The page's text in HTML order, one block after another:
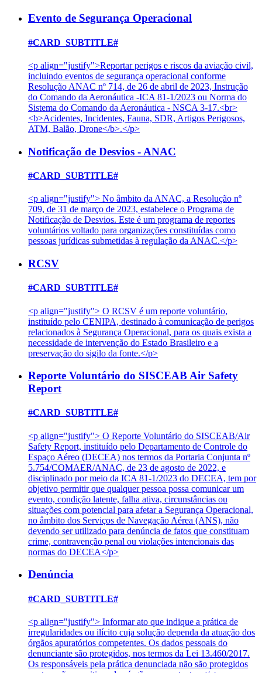
Evento de Segurança Operacional
#CARD_SUBTITLE#
<p align="justify">Reportar perigos e riscos da aviação civil,
incluindo eventos de segurança operacional conforme
Resolução ANAC nº 714, de 26 de abril de 2023, Instrução
do Comando da Aeronáutica -ICA 81-1/2023 ou Norma do
Sistema do Comando da Aeronáutica - NSCA 3-17.<br>
<b>Acidentes, Incidentes, Fauna, SDR, Artigos Perigosos,
ATM, Balão, Drone</b>.</p>
Notificação de Desvios - ANAC
#CARD_SUBTITLE#
<p align="justify"> No âmbito da ANAC, a Resolução nº
709, de 31 de março de 2023, estabelece o Programa de
Notificação de Desvios. Este é um programa de reportes
voluntários voltado para organizações constituídas como
pessoas jurídicas submetidas à regulação da ANAC.</p>
RCSV
#CARD_SUBTITLE#
<p align="justify"> O RCSV é um reporte voluntário,
instituído pelo CENIPA, destinado à comunicação de perigos
relacionados à Segurança Operacional, para os quais exista a
necessidade de intervenção do Estado Brasileiro e a
preservação do sigilo da fonte.</p>
Reporte Voluntário do SISCEAB Air Safety
Report
#CARD_SUBTITLE#
<p align="justify"> O Reporte Voluntário do SISCEAB/Air
Safety Report, instituído pelo Departamento de Controle do
Espaço Aéreo (DECEA) nos termos da Portaria Conjunta nº
5.754/COMAER/ANAC, de 23 de agosto de 2022, e
disciplinado por meio da ICA 81-1/2023 do DECEA, tem por
objetivo permitir que qualquer pessoa possa comunicar um
evento, condição latente, falha ativa, circunstâncias ou
situações com potencial para afetar a Segurança Operacional,
no âmbito dos Serviços de Navegação Aérea (ANS), não
devendo ser utilizado para denúncia de fatos que constituam
crime, contravenção penal ou violações intencionais das
normas do DECEA</p>
Denúncia
#CARD_SUBTITLE#
<p align="justify"> Informar ato que indique a prática de
irregularidades ou ilícito cuja solução dependa da atuação dos
órgãos apuratórios competentes. Os dados pessoais do
denunciante são protegidos, nos termos da Lei 13.460/2017.
Os responsáveis pela prática denunciada não são protegidos